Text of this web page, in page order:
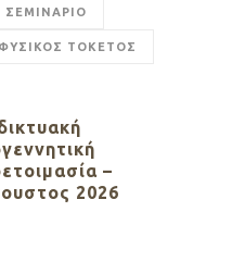
ΣΕΜΙΝΑΡΙΟ
ΦΥΣΙΚΟΣ ΤΟΚΕΤΟΣ
–
2026